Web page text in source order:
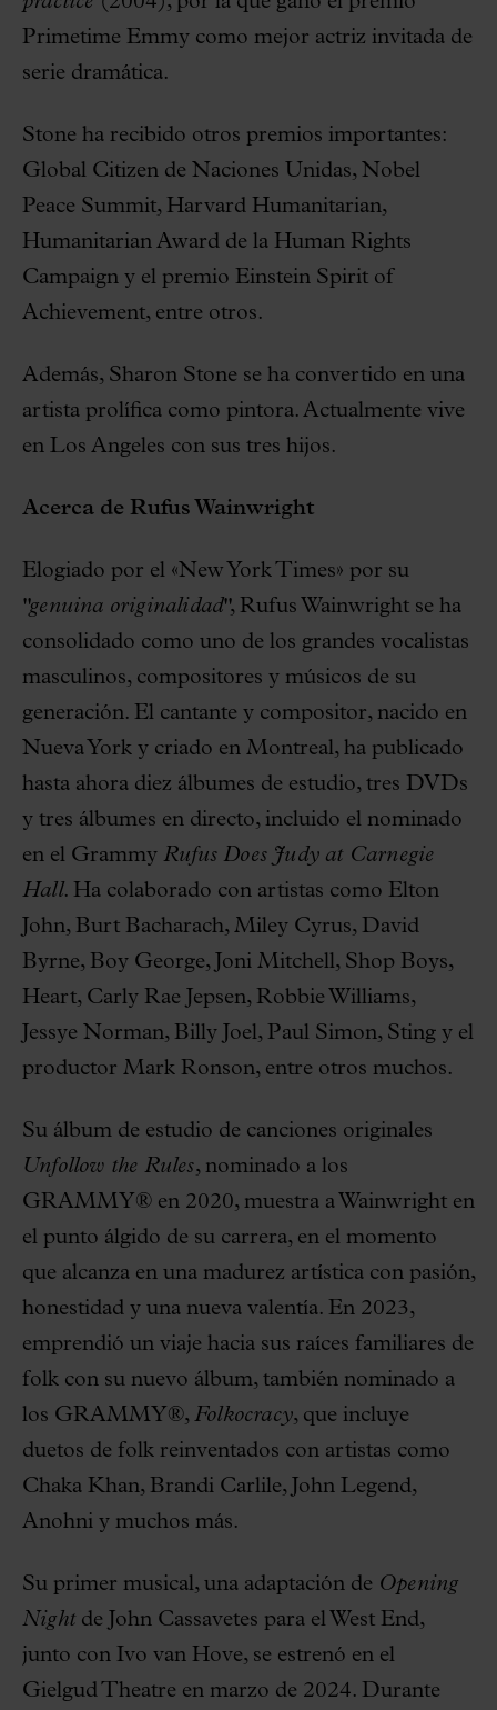
Primetime Emmy como mejor actriz invitada de
serie dramática.
Stone ha recibido otros premios importantes:
Global Citizen de Naciones Unidas, Nobel
Peace Summit, Harvard Humanitarian,
Humanitarian Award de la Human Rights
Campaign y el premio Einstein Spirit of
Achievement, entre otros.
Además, Sharon Stone se ha convertido en una
artista prolífica como pintora. Actualmente vive
en Los Angeles con sus tres hijos.
Acerca de Rufus Wainwright
Elogiado por el «New York Times» por su
"genuina originalidad", Rufus Wainwright se ha
consolidado como uno de los grandes vocalistas
masculinos, compositores y músicos de su
generación. El cantante y compositor, nacido en
Nueva York y criado en Montreal, ha publicado
hasta ahora diez álbumes de estudio, tres DVDs
y tres álbumes en directo, incluido el nominado
en el Grammy Rufus Does Judy at Carnegie
Hall. Ha colaborado con artistas como Elton
John, Burt Bacharach, Miley Cyrus, David
Byrne, Boy George, Joni Mitchell, Shop Boys,
Heart, Carly Rae Jepsen, Robbie Williams,
Jessye Norman, Billy Joel, Paul Simon, Sting y el
productor Mark Ronson, entre otros muchos.
Su álbum de estudio de canciones originales
Unfollow the Rules, nominado a los
GRAMMY® en 2020, muestra a Wainwright en
el punto álgido de su carrera, en el momento
que alcanza en una madurez artística con pasión,
honestidad y una nueva valentía. En 2023,
emprendió un viaje hacia sus raíces familiares de
folk con su nuevo álbum, también nominado a
los GRAMMY®, Folkocracy, que incluye
duetos de folk reinventados con artistas como
Chaka Khan, Brandi Carlile, John Legend,
Anohni y muchos más.
Su primer musical, una adaptación de Opening
Night de John Cassavetes para el West End,
junto con Ivo van Hove, se estrenó en el
Gielgud Theatre en marzo de 2024. Durante